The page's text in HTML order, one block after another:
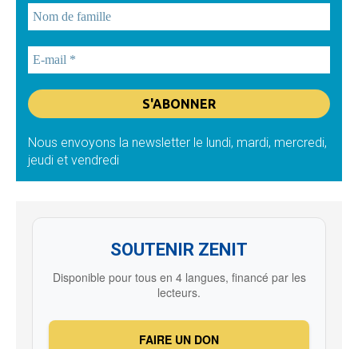
Nous envoyons la newsletter le lundi, mardi, mercredi,
jeudi et vendredi
SOUTENIR ZENIT
Disponible pour tous en 4 langues, financé par les
lecteurs.
FAIRE UN DON